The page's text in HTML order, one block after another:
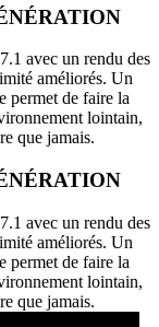
avec un rendu des
améliorés. Un
permet de faire la
lointain,
que jamais.
avec un rendu des
améliorés. Un
permet de faire la
lointain,
que jamais.